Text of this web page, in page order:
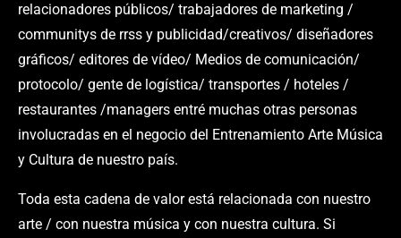
relacionadores públicos/ trabajadores de marketing /
communitys de rrss y publicidad/creativos/ diseñadores
gráficos/ editores de vídeo/ Medios de comunicación/
protocolo/ gente de logística/ transportes / hoteles /
restaurantes /managers entré muchas otras personas
involucradas en el negocio del Entrenamiento Arte Música
y Cultura de nuestro país.
Toda esta cadena de valor está relacionada con nuestro
arte / con nuestra música y con nuestra cultura. Si